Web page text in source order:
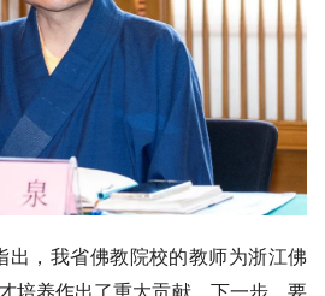
出，我省佛教院校的教师为浙江佛
培养作出了重大贡献。下一步，要